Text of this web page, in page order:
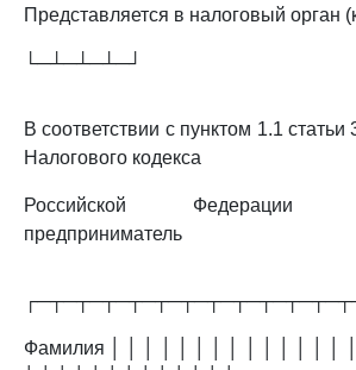
Представляется в налоговый орган
└─┴─┴─┴─┘
В соответствии с пунктом 1.1
Налогового кодекса
Российской Федерации
предприниматель
Фамилия │ │ │ │ │ │ │ │ │ │ │ │ │ │